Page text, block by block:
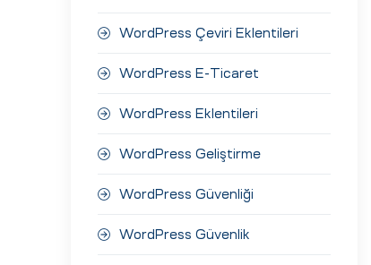
WordPress Çeviri Eklentileri
WordPress E-Ticaret
WordPress Eklentileri
WordPress Geliştirme
WordPress Güvenliği
WordPress Güvenlik